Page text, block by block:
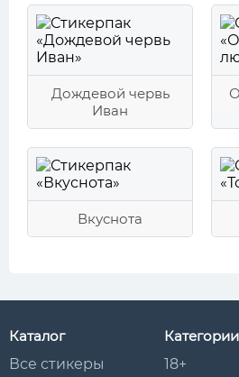
Дождевой червь
Иван
Вкуснота
Каталог
Все стикеры
Категории
18+